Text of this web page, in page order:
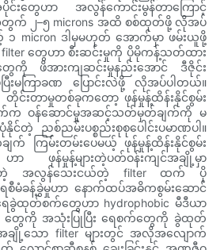
တွေဟာ အလွန်ကောင်းမွန်တာကြောင့်
၂–၅ microns အထိ စစ်ထုတ်ဖို့ လိုအပ်
၁ micron ဒါမှမဟုတ် အောက်မှာ ဖမ်းယူဖို့
တွေဟာ စီးဆင်းမှုကို ပိုမိုကန့်သတ်ထား
ေကို ဖိအားကျဆင်းမှုနည်းအောင် ဒီဇိုင်း
ြီးမကြာခဏ ပြောင်းလဲဖို့ လိုအပ်ပါတယ်။
င်းတာမှုတစ်ခုကတော့ ဖုန်မှုန့်ထိန်းနိုင်စွမ်း
ချက်က ဝန်ဆောင်မှုအဆင့်သတ်မှတ်ချက်ကို မ
တဲ့ ညစ်ညမ်းပစ္စည်းစုစုပေါင်းပမာဏပါ။
ကြမ်းတမ်းပေမယ့် ဖုန်မှုန့်ထိန်းနိုင်စွမ်း
ဖုန်မှုန့်များတဲ့ပတ်ဝန်းကျင်အချို့မှာ
ေတဲ့ အလွန်သေးငယ်တဲ့ filter ထက် ပို
စီမံခန့်ခွဲမှုဟာ နောက်ထပ်အဓိကစွမ်းဆောင်
ေခွဲထုတ်စက်တွေဟာ hydrophobic မီဒီယာ
တွေကို အသုံးပြုပြီး ရေစက်တွေကို ခွဲထုတ်
အချို့သော filter များတွင် အလိုအလျောက်